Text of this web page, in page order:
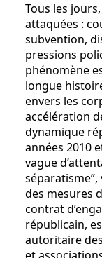
Tous les
attaquées :
subvention,
pressions
phénomène
longue
envers les
accélération
dynamique
années 2010
vague
séparatisme”,
des mesures
contrat
républicain,
autoritaire